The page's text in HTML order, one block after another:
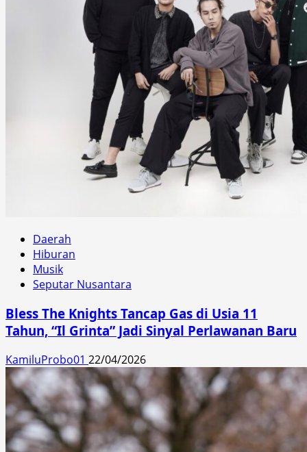
Daerah
Hiburan
Musik
Seputar Nusantara
Bless The Knights Tancap Gas di Usia 11
Tahun, “Il Grinta” Jadi Sinyal Perlawanan Baru
KamiluProbo01 22/04/2026